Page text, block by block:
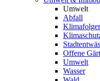
Umwelt
Abfall
Offene
Umwelt
Wasser